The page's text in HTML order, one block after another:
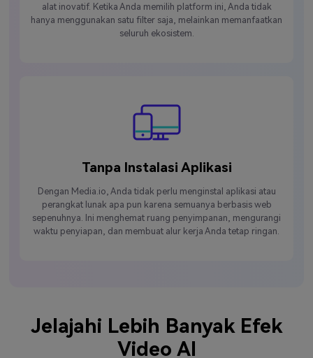
alat inovatif. Ketika Anda memilih platform ini, Anda tidak
hanya menggunakan satu filter saja, melainkan memanfaatkan
seluruh ekosistem.
Tanpa Instalasi Aplikasi
Dengan Media.io, Anda tidak perlu menginstal aplikasi atau
perangkat lunak apa pun karena semuanya berbasis web
sepenuhnya. Ini menghemat ruang penyimpanan, mengurangi
waktu penyiapan, dan membuat alur kerja Anda tetap ringan.
Jelajahi Lebih Banyak Efek
Video AI